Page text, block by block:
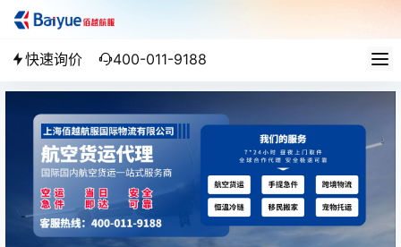
快速询价 400-011-9188